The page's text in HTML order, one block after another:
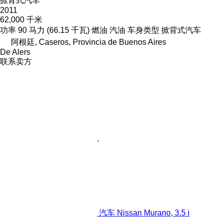
2011
62,000 千米
功率 90 马力 (66.15 千瓦) 燃油 汽油 车身类型 掀背式汽车
阿根廷, Caseros, Provincia de Buenos Aires
De Alers
联系卖方
汽车 Nissan Murano, 3.5 i